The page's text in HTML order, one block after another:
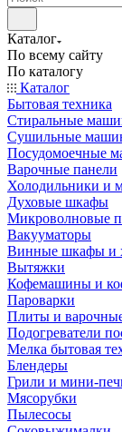
Каталог
По всему сайту
По каталогу
Каталог
Бытовая техника
Стиральные
Сушильные
Посудомоечные
Варочные панели
Холодильники и
Духовые шкафы
Микроволновые
Вакууматоры
Винные шкафы и
Вытяжки
Кофемашины и
Пароварки
Плиты и
Подогреватели
Мелка бытовая
Блендеры
Грили и мини-
Мясорубки
Пылесосы